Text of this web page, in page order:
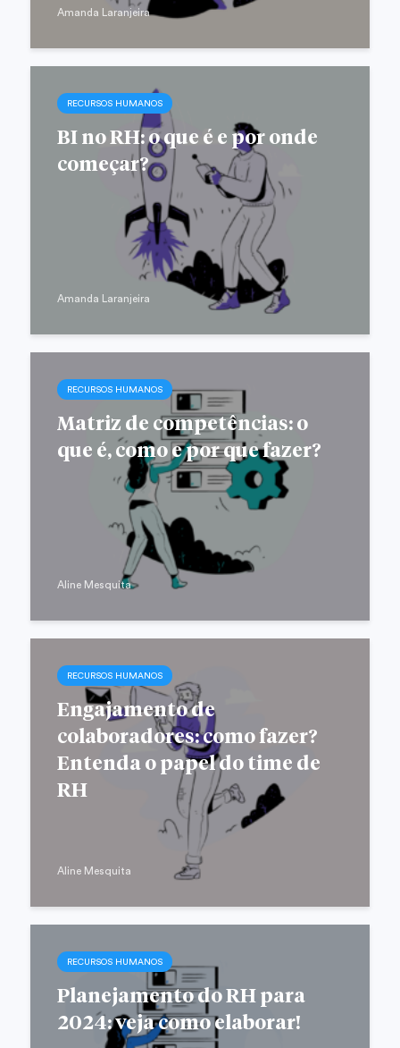
Amanda Laranjeira
RECURSOS HUMANOS
BI no RH: o que é e por onde
começar?
Amanda Laranjeira
RECURSOS HUMANOS
Matriz de competências: o
que é, como e por que fazer?
Aline Mesquita
RECURSOS HUMANOS
Engajamento de
colaboradores: como fazer?
Entenda o papel do time de
RH
Aline Mesquita
RECURSOS HUMANOS
Planejamento do RH para
2024: veja como elaborar!